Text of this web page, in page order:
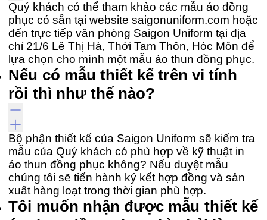
Quý khách có thể tham khảo các mẫu áo đồng
phục có sẵn tại website saigonuniform.com hoặc
đến trực tiếp văn phòng Saigon Uniform tại địa
chỉ 21/6 Lê Thị Hà, Thới Tam Thôn, Hóc Môn để
lựa chọn cho mình một mẫu áo thun đồng phục.
Nếu có mẫu thiết kế trên vi tính
rồi thì như thế nào?
Bộ phận thiết kế của Saigon Uniform sẽ kiểm tra
mẫu của Quý khách có phù hợp về kỹ thuật in
áo thun đồng phục không? Nếu duyệt mẫu
chúng tôi sẽ tiến hành ký kết hợp đồng và sản
xuất hàng loạt trong thời gian phù hợp.
Tôi muốn nhận được mẫu thiết kế